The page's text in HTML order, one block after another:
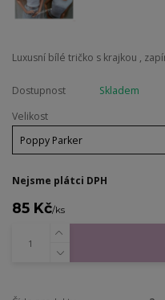
Luxusní bílé tričko s krajkou ,
Dostupnost
Skladem
Velikost
Nejsme plátci DPH
85 Kč/ks